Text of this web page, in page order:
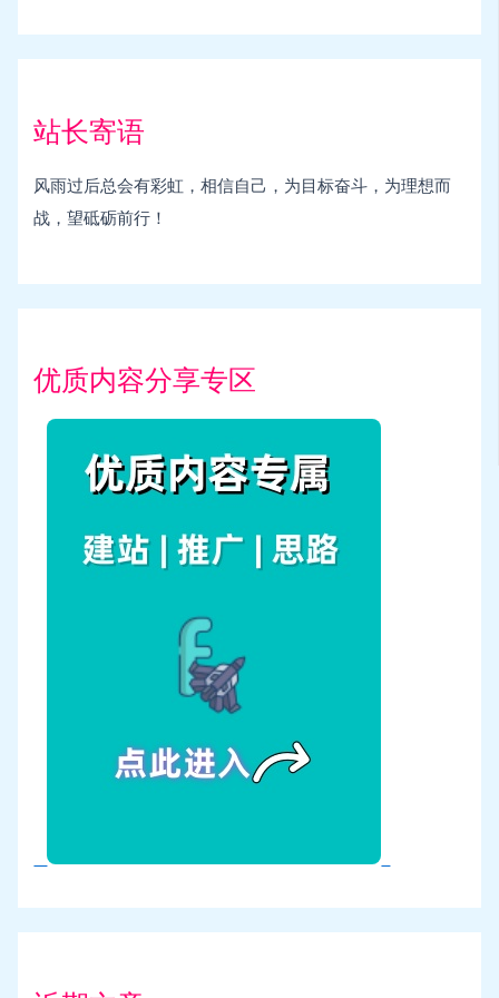
站长寄语
风雨过后总会有彩虹，相信自己，为目标奋斗，为理想而
战，望砥砺前行！
优质内容分享专区